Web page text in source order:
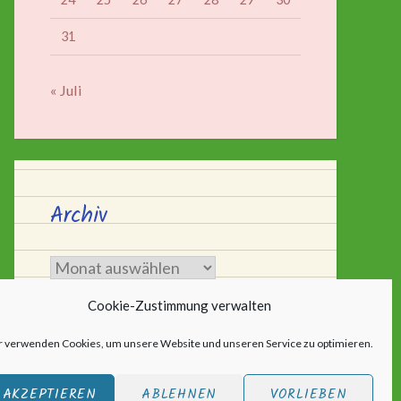
Cookie-Zustimmung verwalten
verwenden Cookies, um unsere Website und unseren Service zu optimieren.
AKZEPTIEREN ABLEHNEN VORLIEBEN
31
« Juli
Archiv
Archiv